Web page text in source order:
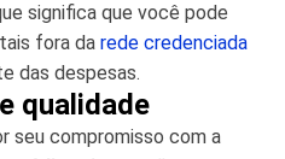
significa que você pode
fora da rede credenciada
das despesas.
qualidade
seu compromisso com a